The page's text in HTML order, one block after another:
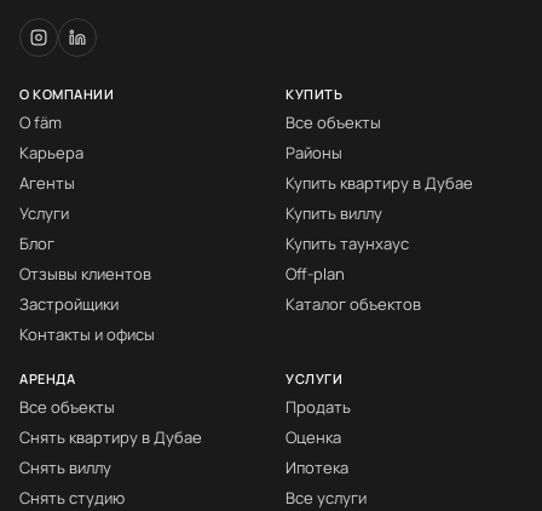
О КОМПАНИИ
О fäm
Карьера
Агенты
Услуги
Блог
Отзывы клиентов
Застройщики
Контакты и офисы
КУПИТЬ
Все объекты
Районы
Купить квартиру в Дубае
Купить виллу
Купить таунхаус
Off-plan
Каталог объектов
АРЕНДА
Все объекты
Снять квартиру в Дубае
Снять виллу
Снять студию
УСЛУГИ
Продать
Оценка
Ипотека
Все услуги